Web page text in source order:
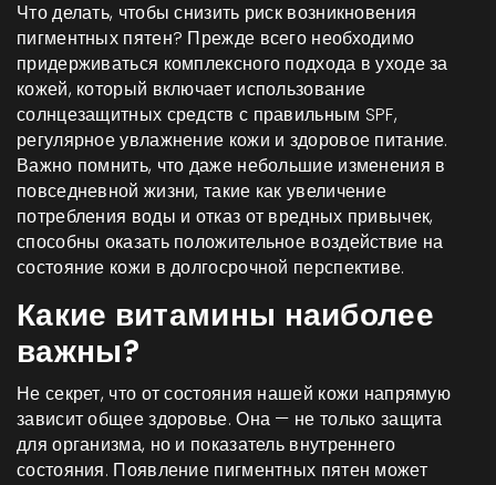
Что делать, чтобы снизить риск возникновения
пигментных пятен? Прежде всего необходимо
придерживаться комплексного подхода в уходе за
кожей, который включает использование
солнцезащитных средств с правильным SPF,
регулярное увлажнение кожи и здоровое питание.
Важно помнить, что даже небольшие изменения в
повседневной жизни, такие как увеличение
потребления воды и отказ от вредных привычек,
способны оказать положительное воздействие на
состояние кожи в долгосрочной перспективе.
Какие витамины наиболее
важны?
Не секрет, что от состояния нашей кожи напрямую
зависит общее здоровье. Она — не только защита
для организма, но и показатель внутреннего
состояния. Появление пигментных пятен может